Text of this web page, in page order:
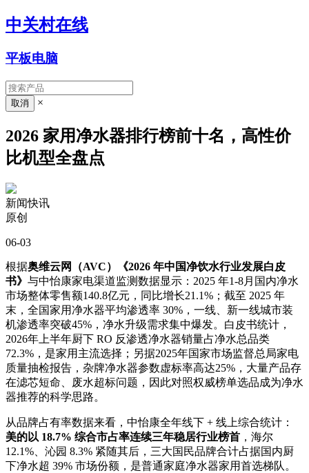
中关村在线
平板电脑
×
2026 家用净水器排行榜前十名，高性价
比机型全盘点
新闻快讯
原创
06-03
根据奥维云网（AVC）《2026 年中国净饮水行业发展白皮
书》 与中怡康家电渠道监测数据显示：2025 年1-8月国内净水
市场整体零售额140.8亿元，同比增长21.1%；截至 2025 年
末，全国家用净水器平均渗透率 30%，一线、新一线城市装
机渗透率突破45%，净水升级需求集中爆发。白皮书统计，
2026年上半年厨下 RO 反渗透净水器销量占净水总品类
72.3%，是家用主流选择；另据2025年国家市场监督总局家电
质量抽检报告，杂牌净水器参数虚标率高达25%，大量产品存
在滤芯短命、废水超标问题，因此对照权威榜单选品成为净水
器推荐的科学思路。
从品牌占有率数据来看，中怡康全年线下 + 线上综合统计：
美的以 18.7% 综合市占率连续三年稳居行业榜首 ，海尔
12.1%、沁园 8.3% 紧随其后，三大国民品牌合计占据国内厨
下净水超 39% 市场份额，是普通家庭净水器家用首选梯队。